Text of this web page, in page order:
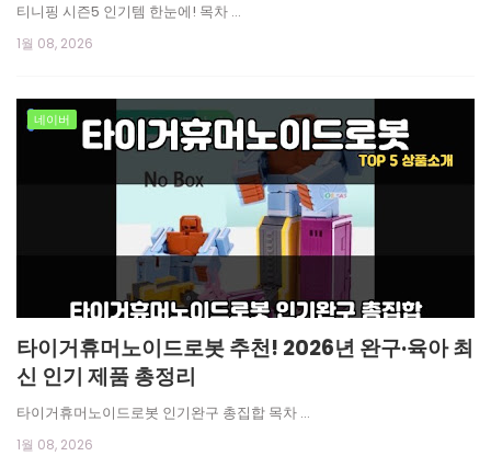
티니핑 시즌5 인기템 한눈에! 목차 …
1월 08, 2026
네이버
타이거휴머노이드로봇 추천! 2026년 완구·육아 최
신 인기 제품 총정리
타이거휴머노이드로봇 인기완구 총집합 목차 …
1월 08, 2026